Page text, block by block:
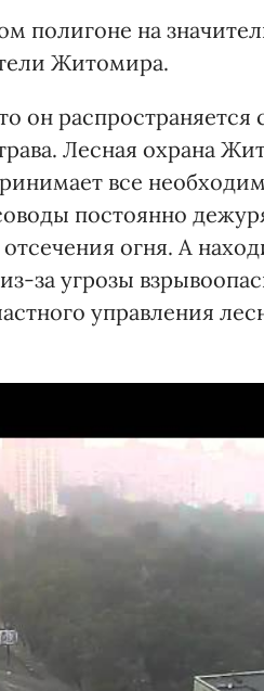
полигоне на
Житомира.
он распространяется
Лесная охрана
все
постоянно
огня. А
за угрозы
управления